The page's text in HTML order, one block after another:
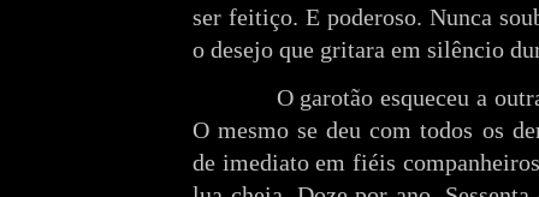
ser feitiço. E poderoso. Nunca
o desejo que gritara em silêncio
O garotão esqueceu a
O mesmo se deu com todos os
de imediato em fiéis